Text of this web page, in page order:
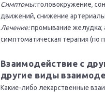
Симптомы:головокружение,
движений, снижение
Лечение:промывание желудка;
симптоматическая терапия (по
Взаимодействие с
другие виды
Какие-либо лекарственные